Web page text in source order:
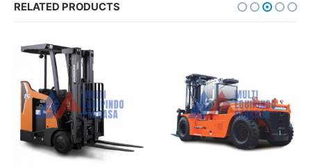
RELATED PRODUCTS